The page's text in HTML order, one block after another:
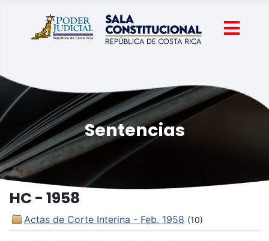
Sentencias
HC - 1958
Actas de Corte Interina - Feb. 1958 (10)